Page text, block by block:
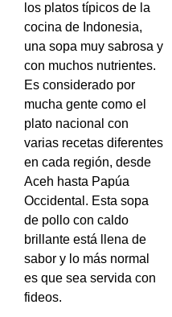
los platos típicos de la
cocina de Indonesia,
una sopa muy sabrosa y
con muchos nutrientes.
Es considerado por
mucha gente como el
plato nacional con
varias recetas diferentes
en cada región, desde
Aceh hasta Papúa
Occidental. Esta sopa
de pollo con caldo
brillante está llena de
sabor y lo más normal
es que sea servida con
fideos.